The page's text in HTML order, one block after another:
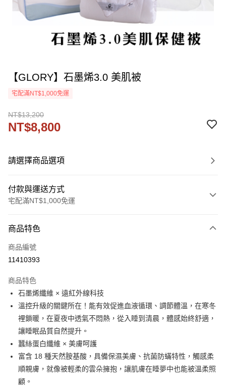
【GLORY】石墨烯3.0 美肌被
宅配滿NT$1,000免運
NT$13,200
NT$8,800
請選擇商品選項
付款與運送方式
宅配滿NT$1,000免運
信用卡一次付款
信用卡分期付款
合作金庫商業銀行
華南商業銀行
上海商業儲蓄銀行
台北富邦商業銀行
國泰世華商業銀行
兆豐國際商業銀行
臺灣中小企業銀行
匯豐（台灣）商業銀行
聯邦商業銀行
元大商業銀行
永豐商業銀行
玉山商業銀行
星展（台灣）商業銀行
台新國際商業銀行
6 期 0 利率 每期
華南商業銀行
彰化商業銀行
上海商業儲蓄銀行
台北富邦商業銀行
國泰世華商業銀行
臺灣中小企業銀行
匯豐（台灣）商業銀行
華泰商業銀行
聯邦商業銀行
遠東國際商業銀行
元大商業銀行
永豐商業銀行
玉山商業銀行
12 期 0 利率 每期 NT$733
合作金庫商業銀行
第一商業銀行
上海商業儲蓄銀行
國泰世華商業銀行
臺灣中小企業銀行
台中商業銀行
匯豐（台灣）商業銀行
華泰商業銀行
聯邦商業銀行
LINE Pay
Apple Pay
街口支付
悠遊付
商品特色
商品編號
11410393
商品特色
石墨烯纖維 × 遠紅外線科技
溫控升級的關鍵所在！能有效促進血液循環、調節體溫，在寒冬
裡鎖暖，在夏夜中透氣不悶熱，從入睡到清晨，體感始終舒適，
讓睡眠品質自然提升。
蠶絲蛋白纖維 × 美膚呵護
富含 18 種天然胺基酸，具備保濕美膚、抗菌防蟎特性，觸感柔
順親膚，就像被輕柔的雲朵擁抱，讓肌膚在睡夢中也能被溫柔照
顧。